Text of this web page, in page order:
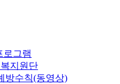
로그램
지원단
방수칙(동영상)